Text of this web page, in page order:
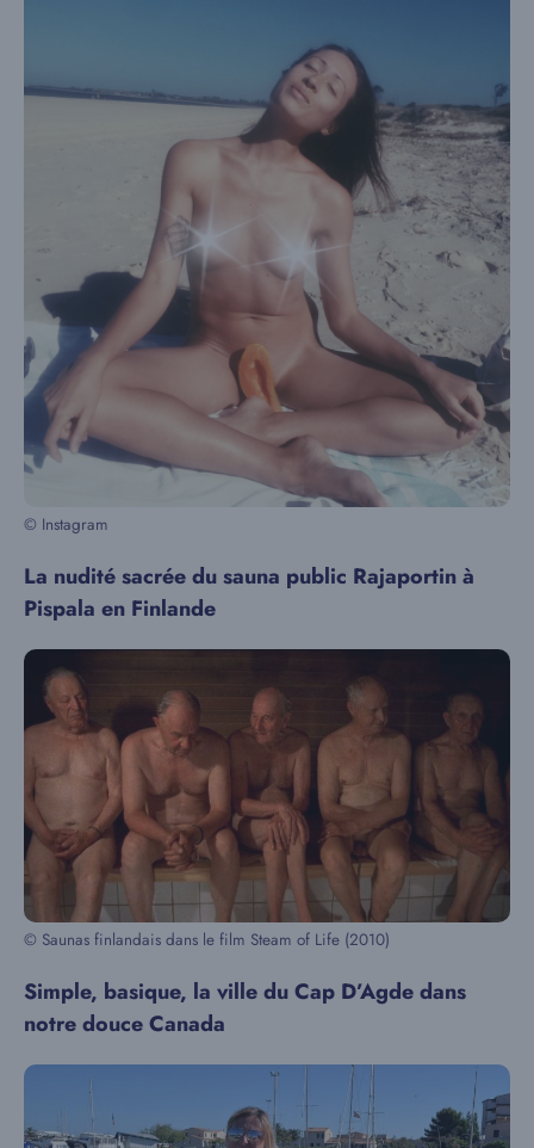
© Instagram
La nudité sacrée du sauna public Rajaportin à
Pispala en Finlande
© Saunas finlandais dans le film Steam of Life (2010)
Simple, basique, la ville du Cap D’Agde dans
notre douce Canada